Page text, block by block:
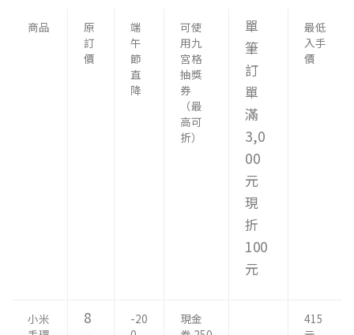
商品
原
訂
價
端
午
節
直
降
可使
用九
宮格
抽獎
券
（最
高可
折）
單
筆
訂
單
滿
3,0
00
元
現
折
100
元
最低
入手
價
小米
8
-20
現金
415